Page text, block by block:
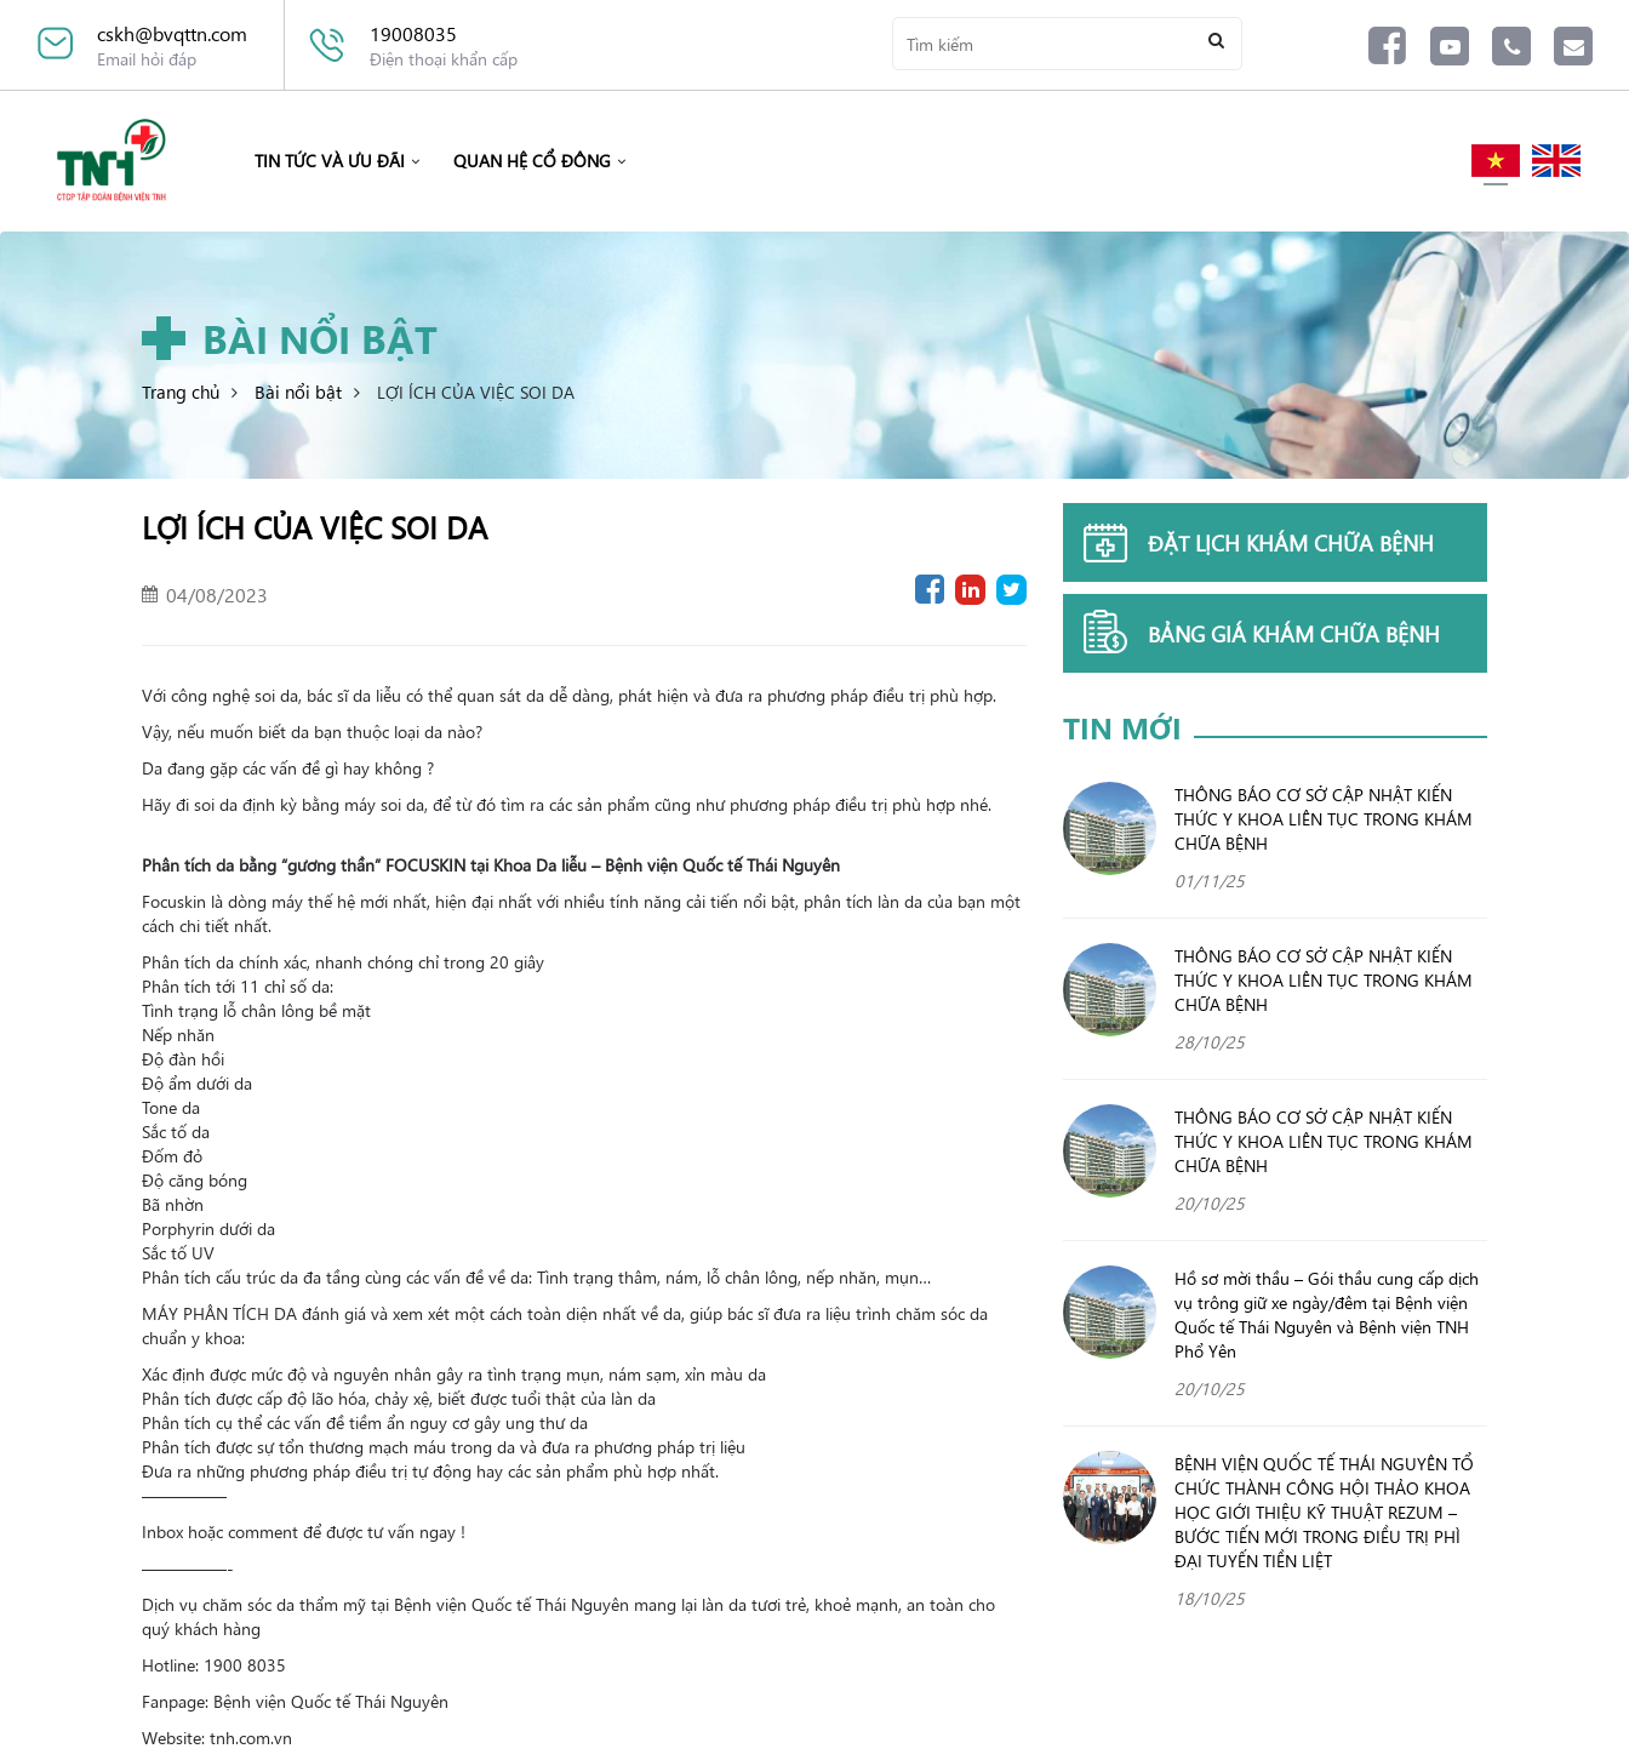
cskh@bvqttn.com
Email hỏi đáp
19008035
Điện thoại khẩn cấp
TIN TỨC VÀ ƯU ĐÃI QUAN HỆ CỔ ĐÔNG
BÀI NỔI BẬT
Trang chủ Bài nổi bật LỢI ÍCH CỦA VIỆC SOI DA
LỢI ÍCH CỦA VIỆC SOI DA
04/08/2023
Với công nghệ soi da, bác sĩ da liễu có thể quan sát da dễ dàng, phát hiện và đưa ra phương pháp điều trị phù hợp.
Vậy, nếu muốn biết da bạn thuộc loại da nào?
Da đang gặp các vấn đề gì hay không ?
Hãy đi soi da định kỳ bằng máy soi da, để từ đó tìm ra các sản phẩm cũng như phương pháp điều trị phù hợp nhé.
Phân tích da bằng “gương thần” FOCUSKIN tại Khoa Da liễu – Bệnh viện Quốc tế Thái Nguyên
Focuskin là dòng máy thế hệ mới nhất, hiện đại nhất với nhiều tính năng cải tiến nổi bật, phân tích làn da của bạn một
cách chi tiết nhất.
Phân tích da chính xác, nhanh chóng chỉ trong 20 giây
Phân tích tới 11 chỉ số da:
Tình trạng lỗ chân lông bề mặt
Nếp nhăn
Độ đàn hồi
Độ ẩm dưới da
Tone da
Sắc tố da
Đốm đỏ
Độ căng bóng
Bã nhờn
Porphyrin dưới da
Sắc tố UV
Phân tích cấu trúc da đa tầng cùng các vấn đề về da: Tình trạng thâm, nám, lỗ chân lông, nếp nhăn, mụn…
MÁY PHÂN TÍCH DA đánh giá và xem xét một cách toàn diện nhất về da, giúp bác sĩ đưa ra liệu trình chăm sóc da
chuẩn y khoa:
Xác định được mức độ và nguyên nhân gây ra tình trạng mụn, nám sạm, xỉn màu da
Phân tích được cấp độ lão hóa, chảy xệ, biết được tuổi thật của làn da
Phân tích cụ thể các vấn đề tiềm ẩn nguy cơ gây ung thư da
Phân tích được sự tổn thương mạch máu trong da và đưa ra phương pháp trị liệu
Đưa ra những phương pháp điều trị tự động hay các sản phẩm phù hợp nhất.
—————
Inbox hoặc comment để được tư vấn ngay !
—————-
Dịch vụ chăm sóc da thẩm mỹ tại Bệnh viện Quốc tế Thái Nguyên mang lại làn da tươi trẻ, khoẻ mạnh, an toàn cho
quý khách hàng
Hotline: 1900 8035
Fanpage: Bệnh viện Quốc tế Thái Nguyên
Website: tnh.com.vn
ĐẶT LỊCH KHÁM CHỮA BỆNH
BẢNG GIÁ KHÁM CHỮA BỆNH
TIN MỚI
THÔNG BÁO CƠ SỞ CẬP NHẬT KIẾN
THỨC Y KHOA LIÊN TỤC TRONG KHÁM
CHỮA BỆNH
01/11/25
THÔNG BÁO CƠ SỞ CẬP NHẬT KIẾN
THỨC Y KHOA LIÊN TỤC TRONG KHÁM
CHỮA BỆNH
28/10/25
THÔNG BÁO CƠ SỞ CẬP NHẬT KIẾN
THỨC Y KHOA LIÊN TỤC TRONG KHÁM
CHỮA BỆNH
20/10/25
Hồ sơ mời thầu – Gói thầu cung cấp dịch
vụ trông giữ xe ngày/đêm tại Bệnh viện
Quốc tế Thái Nguyên và Bệnh viện TNH
Phổ Yên
20/10/25
BỆNH VIỆN QUỐC TẾ THÁI NGUYÊN TỔ
CHỨC THÀNH CÔNG HỘI THẢO KHOA
HỌC GIỚI THIỆU KỸ THUẬT REZUM –
BƯỚC TIẾN MỚI TRONG ĐIỀU TRỊ PHÌ
ĐẠI TUYẾN TIỀN LIỆT
18/10/25